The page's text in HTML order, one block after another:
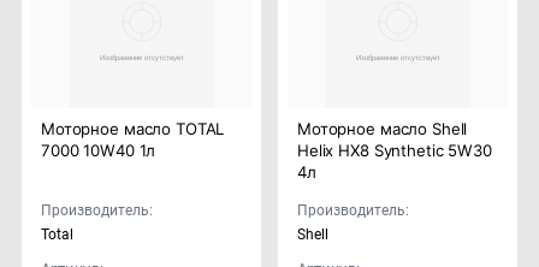
Моторное масло TOTAL
7000 10W40 1л
Производитель:
Total
Моторное масло Shell
Helix HX8 Synthetic 5W30
4л
Производитель:
Shell